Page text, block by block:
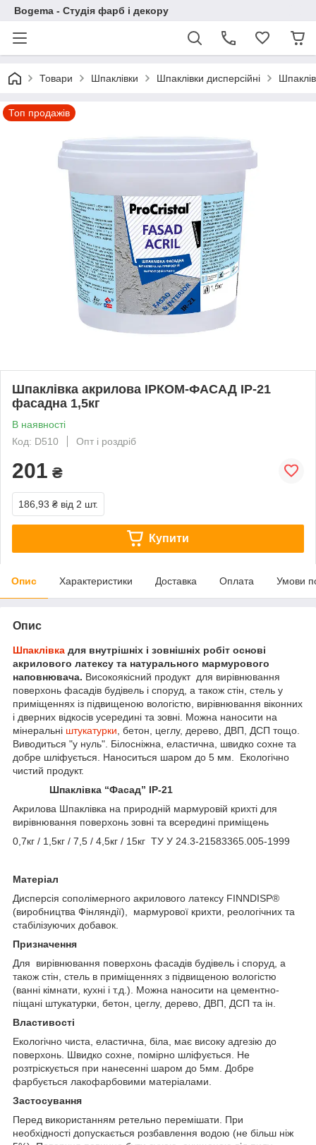
Bogema - Студія фарб і декору
Товари Шпаклівки Шпаклівки дисперсійні
Топ продажів
Шпаклівка акрилова ІРКОМ-ФАСАД IP-21
фасадна 1,5кг
В наявності
Код: D510
Опт і роздріб
201 ₴
186,93 ₴ від 2 шт.
Купити
Опис Характеристики Доставка Оплата Умови
Опис
Шпаклівка для внутрішніх і зовнішніх робіт основі
акрилового латексу та натурального мармурового
наповнювача. Високоякісний продукт для вирівнювання
поверхонь фасадів будівель і споруд, а також стін, стель у
приміщеннях із підвищеною вологістю, вирівнювання віконних
і дверних відкосів усередині та зовні. Можна наносити на
мінеральні штукатурки , бетон, цеглу, дерево, ДВП, ДСП тощо.
Виводиться "у нуль". Білосніжна, еластична, швидко сохне та
добре шліфується. Наноситься шаром до 5 мм. Екологічно
чистий продукт.
Шпаклівка “Фасад” ІР-21
Акрилова Шпаклівка на природній мармуровій крихті для
вирівнювання поверхонь зовні та всередині приміщень
0,7кг / 1,5кг / 7,5 / 4,5кг / 15кг ТУ У 24.3-21583365.005-1999
Матеріал
Дисперсія сополімерного акрилового латексу FINNDISP®
(виробництва Фінляндії), мармурової крихти, реологічних та
стабілізуючих добавок.
Призначення
Для вирівнювання поверхонь фасадів будівель і споруд, а
також стін, стель в приміщеннях з підвищеною вологістю
(ванні кімнати, кухні і т.д.). Можна наносити на цементно-
піщані штукатурки, бетон, цеглу, дерево, ДВП, ДСП та ін.
Властивості
Екологічно чиста, еластична, біла, має високу адгезію до
поверхонь. Швидко сохне, помірно шліфується. Не
розтріскується при нанесенні шаром до 5мм. Добре
фарбується лакофарбовими матеріалами.
Застосування
Перед використанням ретельно перемішати. При
необхідності допускається розбавлення водою (не більш ніж